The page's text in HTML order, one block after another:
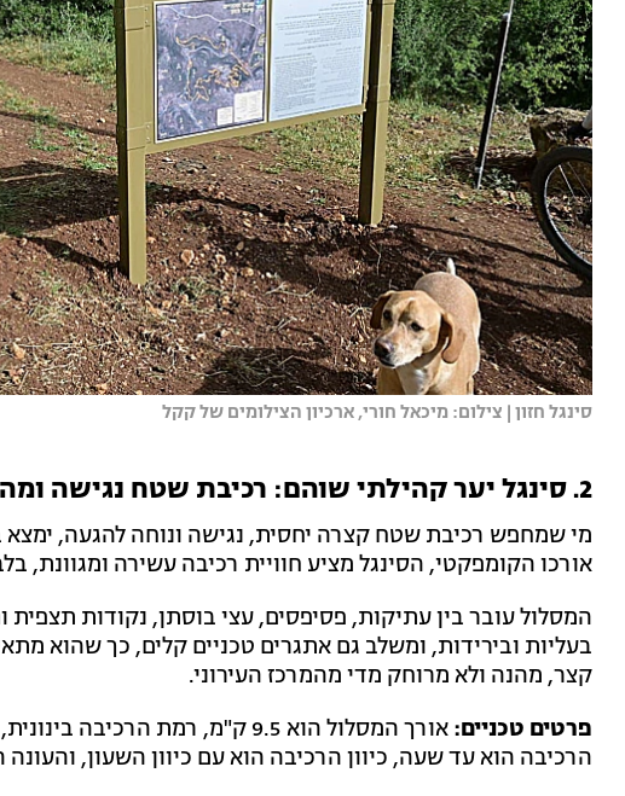
סינגל חזון | צילום: מיכאל חורי, ארכיון הצילומים של קקל
2. סינגל יער קהילתי שוהם: רכיבת שטח נגישה ומהנה במרכז
מי שמחפש רכיבת שטח קצרה יחסית, נגישה ונוחה להגעה, ימצא
אורכו הקומפקטי, הסינגל מציע חוויית רכיבה עשירה ומגוונת,
המסלול עובר בין עתיקות, פסיפסים, עצי בוסתן, נקודות תצפית
בעליות ובירידות, ומשלב גם אתגרים טכניים קלים, כך שהוא
קצר, מהנה ולא מרוחק מדי מהמרכז העירוני.
פרטים טכניים:
הרכיבה הוא עד שעה, כיוון הרכיבה הוא עם כיוון השעון,